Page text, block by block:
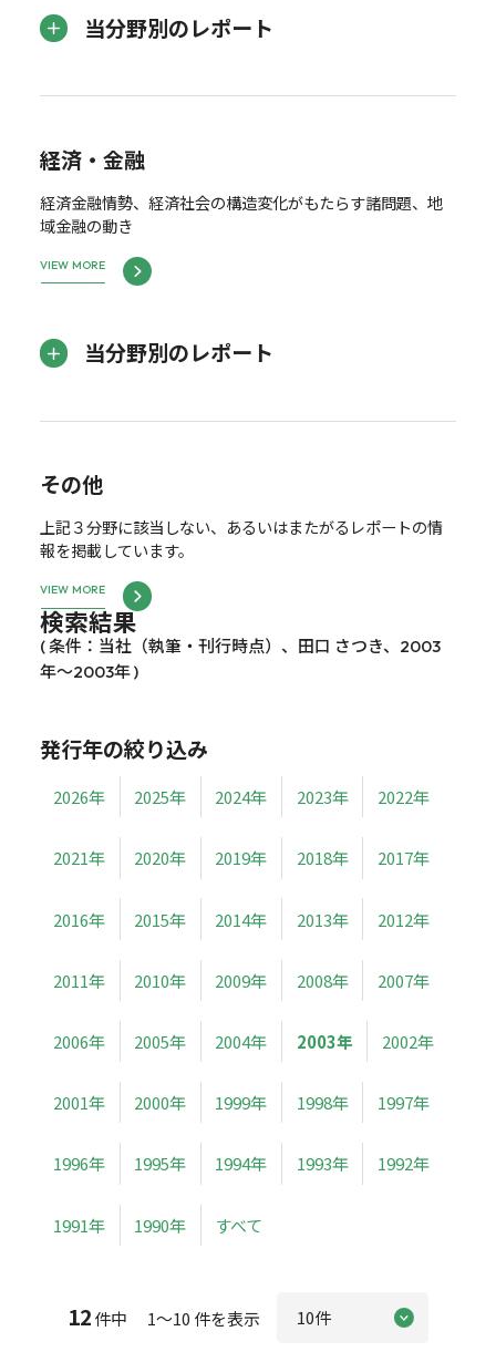
当分野別のレポート
経済・金融
経済金融情勢、経済社会の構造変化がもたらす諸問題、地
域金融の動き
VIEW MORE
当分野別のレポート
その他
上記３分野に該当しない、あるいはまたがるレポートの情
報を掲載しています。
VIEW MORE
検索結果
( 条件：当社（執筆・刊行時点）、田口 さつき、2003
年～2003年 )
発行年の絞り込み
2026年 2025年 2024年 2023年 2022年
2021年 2020年 2019年 2018年 2017年
2016年 2015年 2014年 2013年 2012年
2011年 2010年 2009年 2008年 2007年
2006年 2005年 2004年 2003年 2002年
2001年 2000年 1999年 1998年 1997年
1996年 1995年 1994年 1993年 1992年
1991年 1990年 すべて
12件中 1～10 件を表示